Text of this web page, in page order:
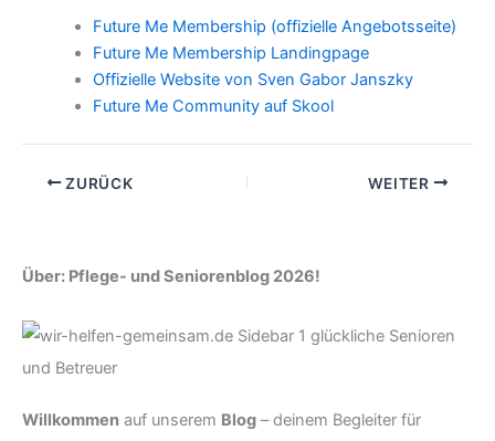
Future Me Membership (offizielle Angebotsseite)
Future Me Membership Landingpage
Offizielle Website von Sven Gabor Janszky
Future Me Community auf Skool
ZURÜCK WEITER
Über: Pflege- und Seniorenblog 2026!
Willkommen auf unserem Blog – deinem Begleiter für